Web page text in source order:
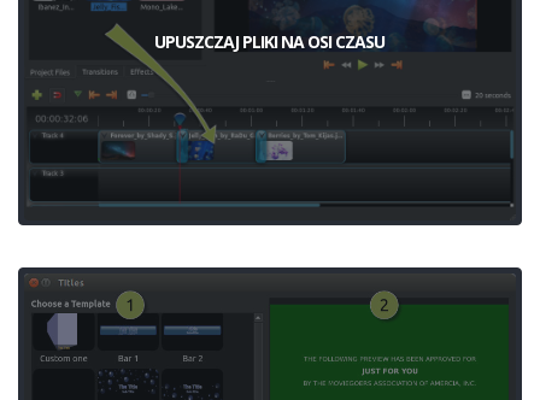
UPUSZCZAJ PLIKI NA OSI CZASU